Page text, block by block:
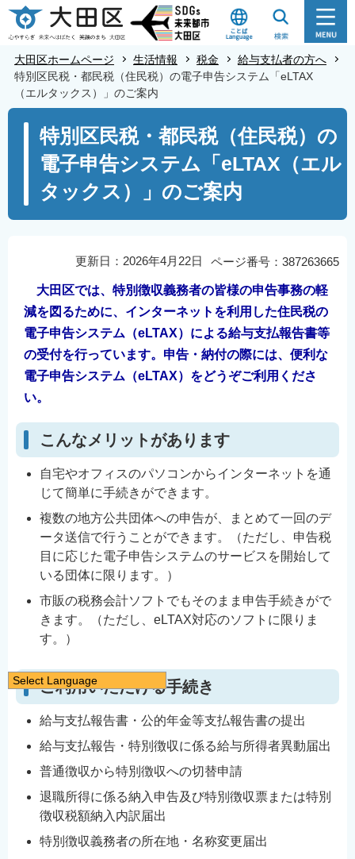
こ
の
の
大田区ホームページ 生活情報 税金
給与支払者の方へ
特別区民税・都民税（住民税）の電子申告システム「eLTAX
（エルタックス）」のご案内
特別区民税・都民税（住民税）の
電子申告システム「eLTAX（エル
タックス）」のご案内
ページ番号：387263665
更新日：2026年4月22日
大田区では、特別徴収義務者の皆様の申告事務の軽
減を図るために、インターネットを利用した住民税の
電子申告システム（eLTAX）による給与支払報告書等
の受付を行っています。申告・納付の際には、便利な
電子申告システム（eLTAX）をどうぞご利用くださ
い。
こんなメリットがあります
自宅やオフィスのパソコンからインターネットを通
じて簡単に手続きができます。
複数の地方公共団体への申告が、まとめて一回のデ
ータ送信で行うことができます。（ただし、申告税
目に応じた電子申告システムのサービスを開始して
いる団体に限ります。）
市販の税務会計ソフトでもそのまま申告手続きがで
きます。（ただし、eLTAX対応のソフトに限りま
す。）
ご利用いただける手続き
給与支払報告書・公的年金等支払報告書の提出
給与支払報告・特別徴収に係る給与所得者異動届出
普通徴収から特別徴収への切替申請
退職所得に係る納入申告及び特別徴収票または特別
徴収税額納入内訳届出
特別徴収義務者の所在地・名称変更届出
Select Language
日本語
English
简体中文
繁體中文
한국어
Filipino